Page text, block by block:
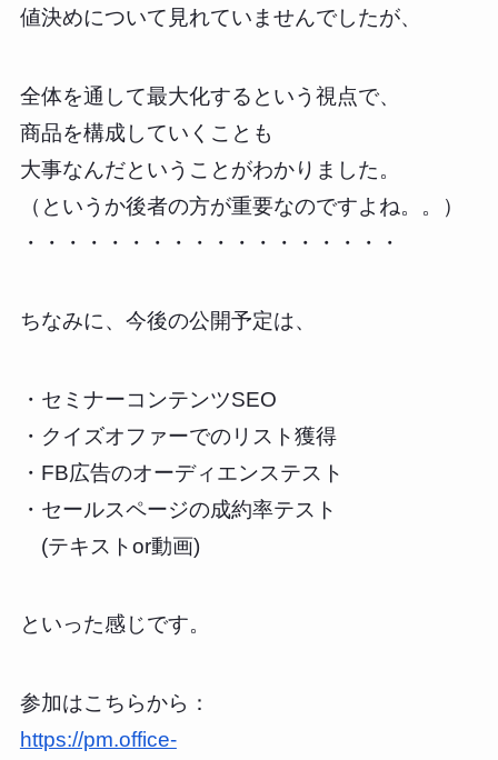
値決めについて見れていませんでしたが、
全体を通して最大化するという視点で、
商品を構成していくことも
大事なんだということがわかりました。
（というか後者の方が重要なのですよね。。）
・・・・・・・・・・・・・・・・・・
ちなみに、今後の公開予定は、
・セミナーコンテンツSEO
・クイズオファーでのリスト獲得
・FB広告のオーディエンステスト
・セールスページの成約率テスト
(テキストor動画)
といった感じです。
参加はこちらから：
https://pm.office-